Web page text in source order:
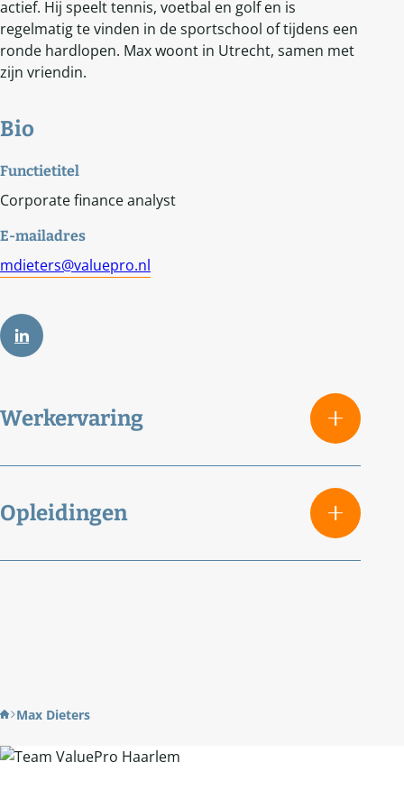
actief. Hij speelt tennis, voetbal en golf en is
regelmatig te vinden in de sportschool of tijdens een
ronde hardlopen. Max woont in Utrecht, samen met
zijn vriendin.
Bio
Functietitel
Corporate finance analyst
E-mailadres
mdieters@valuepro.nl
Werkervaring
Opleidingen
Max Dieters